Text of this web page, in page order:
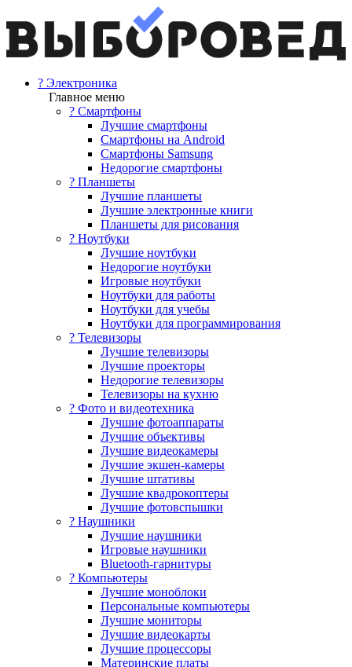
? Электроника
Главное меню
? Смартфоны
Лучшие смартфоны
Смартфоны на Android
Смартфоны Samsung
Недорогие смартфоны
? Планшеты
Лучшие планшеты
Лучшие электронные книги
Планшеты для рисования
? Ноутбуки
Лучшие ноутбуки
Недорогие ноутбуки
Игровые ноутбуки
Ноутбуки для работы
Ноутбуки для учебы
Ноутбуки для программирования
? Телевизоры
Лучшие телевизоры
Лучшие проекторы
Недорогие телевизоры
Телевизоры на кухню
? Фото и видеотехника
Лучшие фотоаппараты
Лучшие объективы
Лучшие видеокамеры
Лучшие экшен-камеры
Лучшие штативы
Лучшие квадрокоптеры
Лучшие фотовспышки
? Наушники
Лучшие наушники
Игровые наушники
Bluetooth-гарнитуры
?️ Компьютеры
Лучшие моноблоки
Персональные компьютеры
Лучшие мониторы
Лучшие видеокарты
Лучшие процессоры
Материнские платы